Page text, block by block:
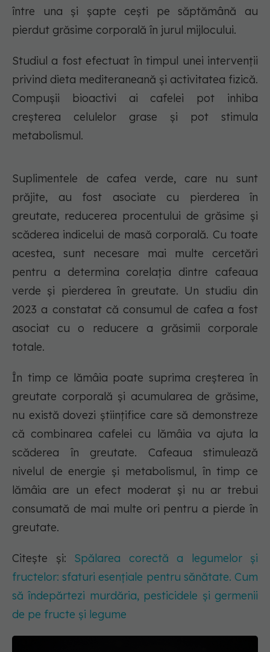
între una și șapte cești pe săptămână au
pierdut grăsime corporală în jurul mijlocului.
Studiul a fost efectuat în timpul unei intervenții
privind dieta mediteraneană și activitatea fizică.
Compușii bioactivi ai cafelei pot inhiba
creșterea celulelor grase și pot stimula
metabolismul.
Suplimentele de cafea verde, care nu sunt
prăjite, au fost asociate cu pierderea în
greutate, reducerea procentului de grăsime și
scăderea indicelui de masă corporală. Cu toate
acestea, sunt necesare mai multe cercetări
pentru a determina corelația dintre cafeaua
verde și pierderea în greutate. Un studiu din
2023 a constatat că consumul de cafea a fost
asociat cu o reducere a grăsimii corporale
totale.
În timp ce lămâia poate suprima creșterea în
greutate corporală și acumularea de grăsime,
nu există dovezi științifice care să demonstreze
că combinarea cafelei cu lămâia va ajuta la
scăderea în greutate. Cafeaua stimulează
nivelul de energie și metabolismul, în timp ce
lămâia are un efect moderat și nu ar trebui
consumată de mai multe ori pentru a pierde în
greutate.
Citește și: Spălarea corectă a legumelor și
fructelor: sfaturi esențiale pentru sănătate. Cum
să îndepărtezi murdăria, pesticidele și germenii
de pe fructe și legume